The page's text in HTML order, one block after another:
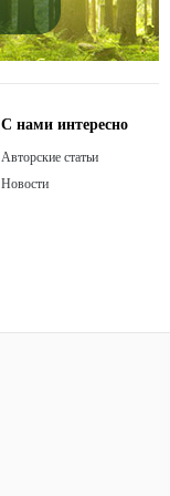
С нами интересно
Авторские статьи
Новости